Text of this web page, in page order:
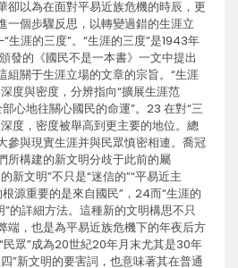
卻以為在面對平易近族危機的時辰，更
一個步驟反思，以轉變過錯的生涯立
涯的三度”。“生涯的三度”是1943年
發的《國民不是一本書》一文中提出
組關于生涯立場的文章的宗旨。“生涯
度與密度，分辨指向“擴展生涯范
部心地往關心國民的命運”。23 在對“三
度，密度被舉高到更主要的地位。總
參與現實生涯并與民眾慎密相連。喬冠
所構建的新文明分歧于此前的屬
新文明”不只是“迷信的”“平易近主
根源重要的是來自國民”，24而“生涯的
”的詳細方法。這種新的文明構思不只
端，也是為平易近族危機下的年夜后方
民眾”成為20世紀20年月末尤其是30年
”新文明的要害詞，也意味著其在普通